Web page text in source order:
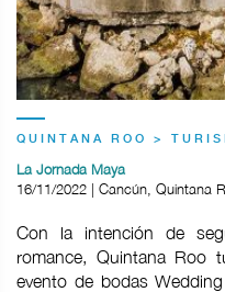
QUINTANA ROO >
La Jornada Maya
16/11/2022 | Cancún, Quintana
Con la intención de
romance, Quintana Roo
evento de bodas